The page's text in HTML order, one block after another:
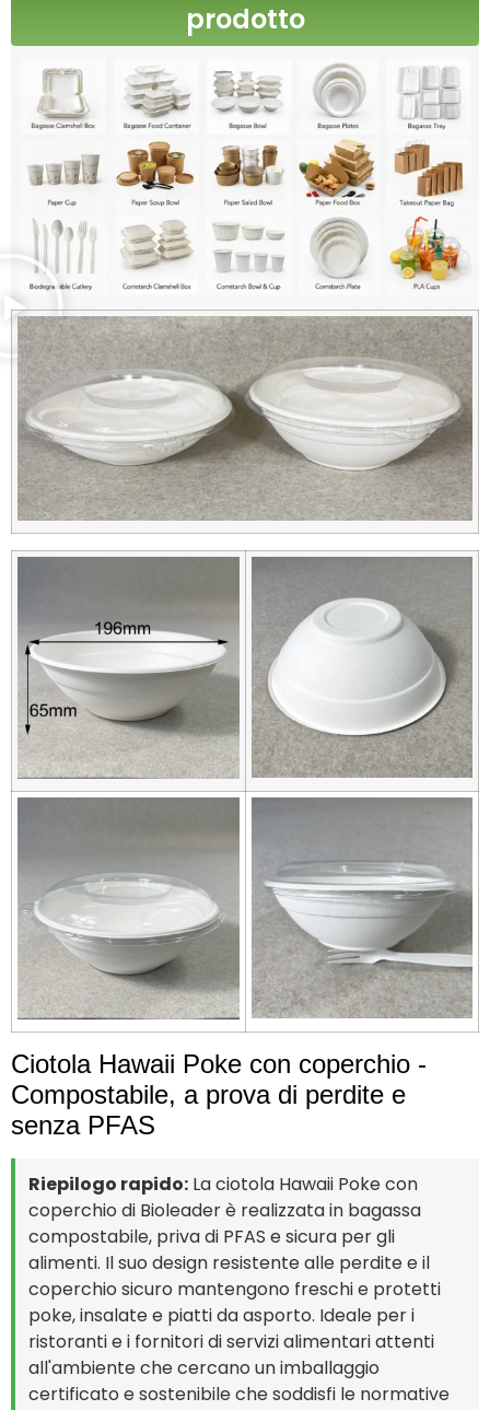
prodotto
Ciotola Hawaii Poke con coperchio -
Compostabile, a prova di perdite e
senza PFAS
Riepilogo rapido: La ciotola Hawaii Poke con
coperchio di Bioleader è realizzata in bagassa
compostabile, priva di PFAS e sicura per gli
alimenti. Il suo design resistente alle perdite e il
coperchio sicuro mantengono freschi e protetti
poke, insalate e piatti da asporto. Ideale per i
ristoranti e i fornitori di servizi alimentari attenti
all'ambiente che cercano un imballaggio
certificato e sostenibile che soddisfi le normative